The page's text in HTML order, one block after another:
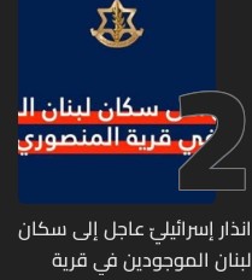
2
انذار إسرائيليّ عاجل إلى سكان
لبنان الموجودين في قرية